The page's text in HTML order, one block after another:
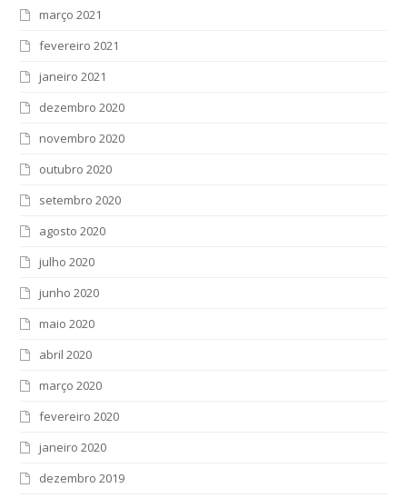
março 2021
fevereiro 2021
janeiro 2021
dezembro 2020
novembro 2020
outubro 2020
setembro 2020
agosto 2020
julho 2020
junho 2020
maio 2020
abril 2020
março 2020
fevereiro 2020
janeiro 2020
dezembro 2019